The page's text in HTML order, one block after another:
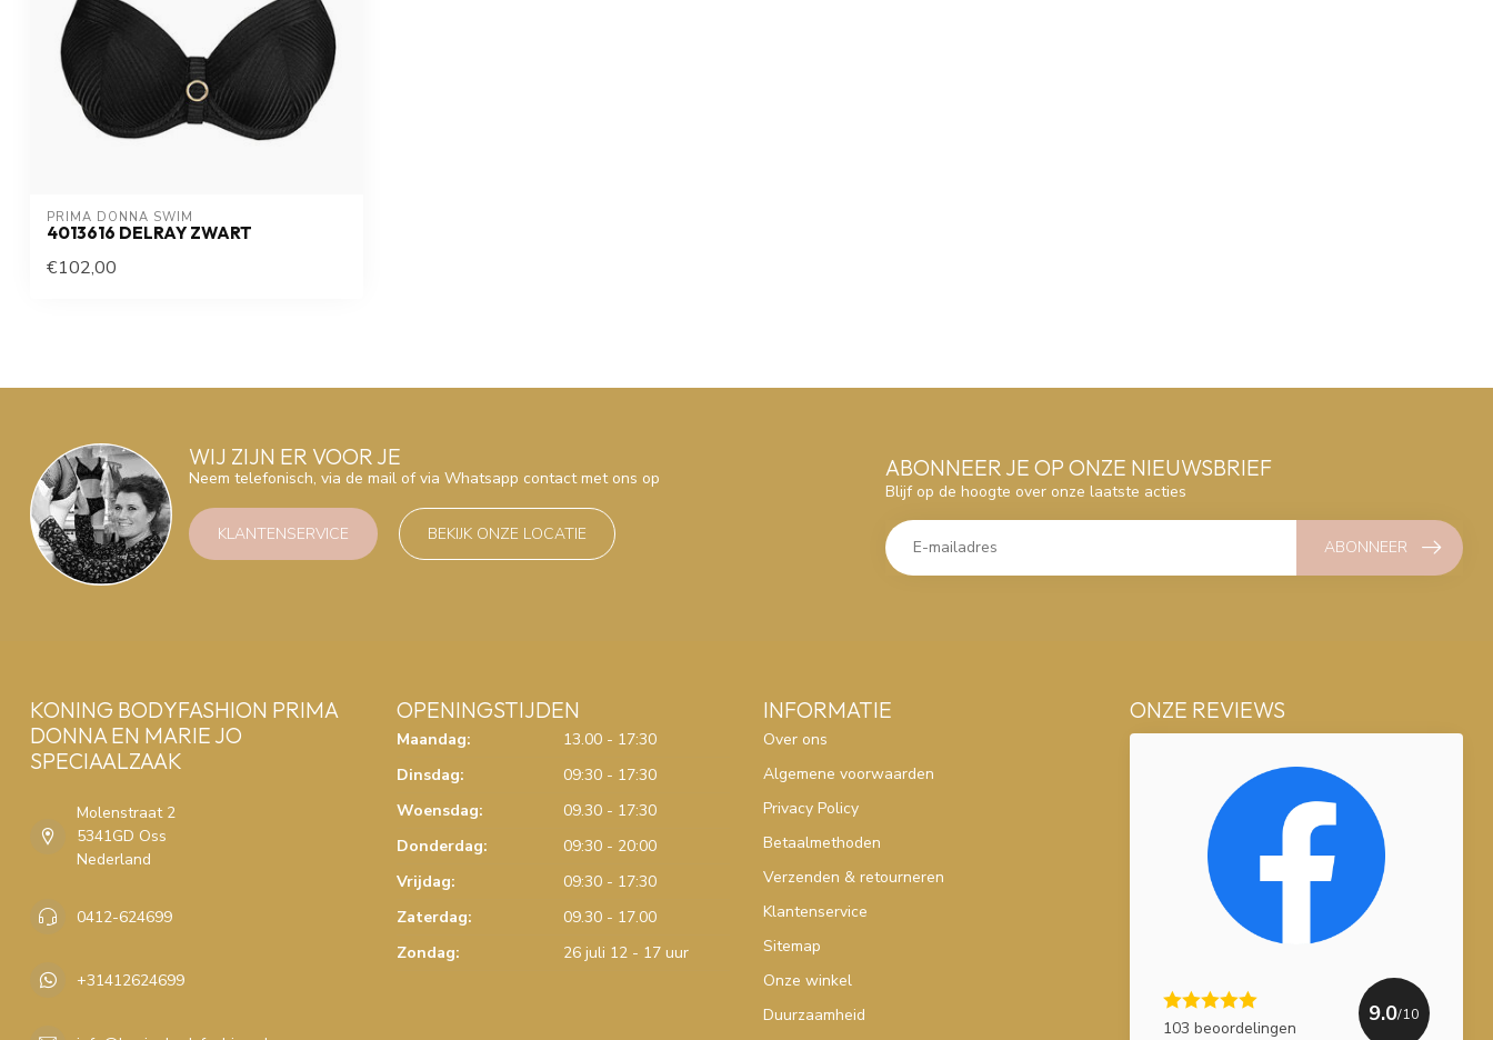
PRIMA DONNA SWIM
4013616 DELRAY ZWART
€102,00
WIJ ZIJN ER VOOR JE
Neem telefonisch, via de mail of via Whatsapp contact met ons op
KLANTENSERVICE BEKIJK ONZE LOCATIE
ABONNEER JE OP ONZE NIEUWSBRIEF
Blijf op de hoogte over onze laatste acties
ABONNEER
KONING BODYFASHION PRIMA
DONNA EN MARIE JO
SPECIAALZAAK
Molenstraat 2
5341GD Oss
Nederland
0412-624699
+31412624699
OPENINGSTIJDEN
Maandag:
13.00 - 17:30
Dinsdag:
09:30 - 17:30
Woensdag:
09.30 - 17:30
Donderdag:
09:30 - 20:00
Vrijdag:
09:30 - 17:30
Zaterdag:
09.30 - 17.00
Zondag:
26 juli 12 - 17 uur
INFORMATIE
Over ons
Algemene voorwaarden
Privacy Policy
Betaalmethoden
Verzenden & retourneren
Klantenservice
Sitemap
Onze winkel
Duurzaamheid
ONZE REVIEWS
103 beoordelingen
9.0/10